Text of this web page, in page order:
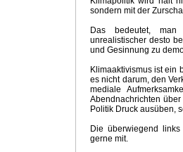
Neuer Klima-Alarm
Industriekonspiration Klimakrieger
Traum Energiewende
Kalte
Wintervorhersage
Ergebnis
Klimabedrohung CO2
Weltwirtschaft
Klimarepublik Deutschland 2020
Anti Atomrepublik
Überschwemmungen in Australien
2010 Wärmstes
Hart aber Fair Weltuntergang
sondern mit der
Das bedeutet, man
unrealistischer desto
und Gesinnung zu
Klimaaktivismus ist ein
es nicht darum, den
mediale
Abendnachrichten
Politik Druck ausüben,
Die überwiegend
gerne mit.